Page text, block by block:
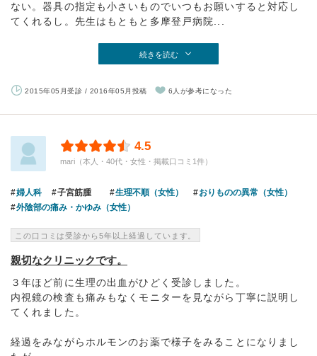
ない。器具の指定も小さいものでいつもお願いすると対応し
てくれるし。先生はもともと多摩登戸病院...
続きを読む
2015年05月受診 / 2016年05月投稿 6人が参考になった
4.5
mari（本人・40代・女性・掲載口コミ1件）
婦人科 子宮筋腫 生理不順（女性）
おりものの異常（女性）
外陰部の痛み・かゆみ（女性）
この口コミは受診から5年以上経過しています。
親切なクリニックです。
３年ほど前に生理の出血がひどく受診しました。
内視鏡の検査も痛みもなくモニターを見ながら丁寧に説明し
てくれました。
経過をみながらホルモンのお薬で様子をみることになりまし